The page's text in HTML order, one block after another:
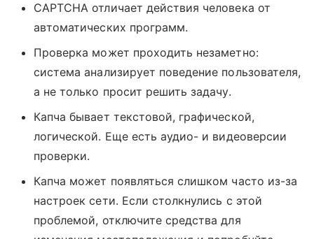
CAPTCHA отличает действия человека от
автоматических программ.
Проверка может проходить незаметно:
система анализирует поведение пользователя,
а не только просит решить задачу.
Капча бывает текстовой, графической,
логической. Еще есть аудио- и видеоверсии
проверки.
Капча может появляться слишком часто из-за
настроек сети. Если столкнулись с этой
проблемой, отключите средства для